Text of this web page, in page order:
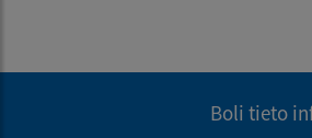
Boli tieto